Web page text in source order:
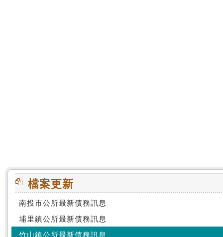
:::
檔案更新
南投市公所最新債務訊息
埔里鎮公所最新債務訊息
竹山鎮公所最新債務訊息